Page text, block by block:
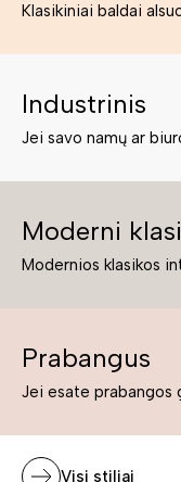
Industrinis
Moderni
Prabangus
Visi stiliai